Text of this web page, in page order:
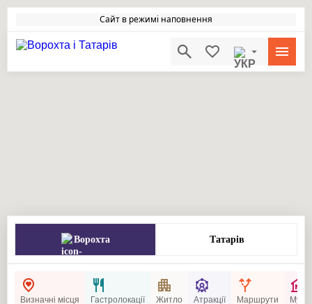
Сайт в режимі наповнення
Ворохта Татарів
Визначні місця Гастролокації Житло Атракції Маршрути Музеї